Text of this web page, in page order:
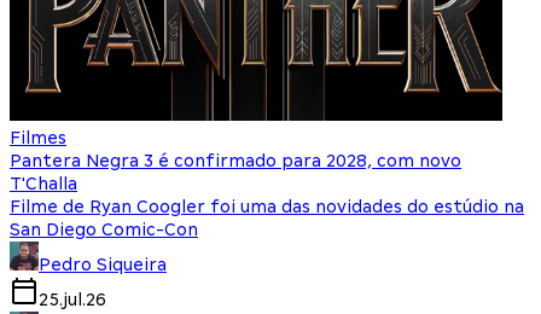
Filmes
Pantera Negra 3 é confirmado para 2028, com novo
T'Challa
Filme de Ryan Coogler foi uma das novidades do estúdio na
San Diego Comic-Con
Pedro Siqueira
25.jul.26